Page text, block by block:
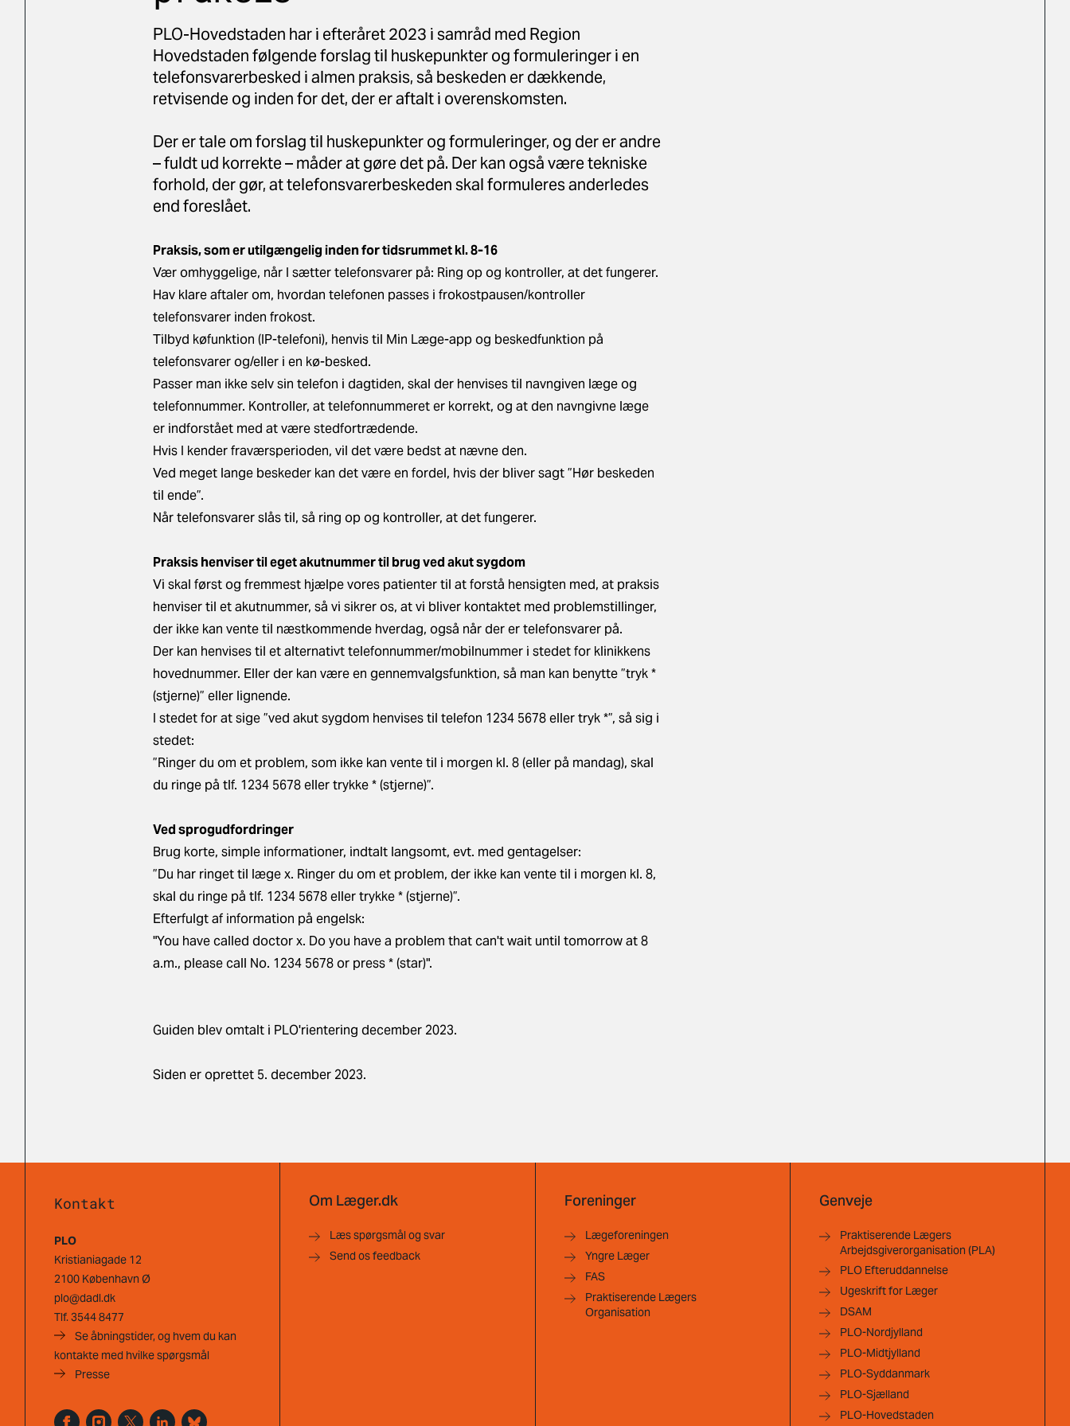
PLO-Hovedstaden har i efteråret 2023 i samråd med Region
Hovedstaden følgende forslag til huskepunkter og formuleringer i en
telefonsvarerbesked i almen praksis, så beskeden er dækkende,
retvisende og inden for det, der er aftalt i overenskomsten.
Der er tale om forslag til huskepunkter og formuleringer, og der er andre
– fuldt ud korrekte – måder at gøre det på. Der kan også være tekniske
forhold, der gør, at telefonsvarerbeskeden skal formuleres anderledes
end foreslået.
Praksis, som er utilgængelig inden for tidsrummet kl. 8-16
Vær omhyggelige, når I sætter telefonsvarer på: Ring op og kontroller, at det fungerer.
Hav klare aftaler om, hvordan telefonen passes i frokostpausen/kontroller
telefonsvarer inden frokost.
Tilbyd køfunktion (IP-telefoni), henvis til Min Læge-app og beskedfunktion på
telefonsvarer og/eller i en kø-besked.
Passer man ikke selv sin telefon i dagtiden, skal der henvises til navngiven læge og
telefonnummer. Kontroller, at telefonnummeret er korrekt, og at den navngivne læge
er indforstået med at være stedfortrædende.
Hvis I kender fraværsperioden, vil det være bedst at nævne den.
Ved meget lange beskeder kan det være en fordel, hvis der bliver sagt ”Hør beskeden
til ende”.
Når telefonsvarer slås til, så ring op og kontroller, at det fungerer.
Praksis henviser til eget akutnummer til brug ved akut sygdom
Vi skal først og fremmest hjælpe vores patienter til at forstå hensigten med, at praksis
henviser til et akutnummer, så vi sikrer os, at vi bliver kontaktet med problemstillinger,
der ikke kan vente til næstkommende hverdag, også når der er telefonsvarer på.
Der kan henvises til et alternativt telefonnummer/mobilnummer i stedet for klinikkens
hovednummer. Eller der kan være en gennemvalgsfunktion, så man kan benytte ”tryk *
(stjerne)” eller lignende.
I stedet for at sige ”ved akut sygdom henvises til telefon 1234 5678 eller tryk *”, så sig i
stedet:
”Ringer du om et problem, som ikke kan vente til i morgen kl. 8 (eller på mandag), skal
du ringe på tlf. 1234 5678 eller trykke * (stjerne)”.
Ved sprogudfordringer
Brug korte, simple informationer, indtalt langsomt, evt. med gentagelser:
”Du har ringet til læge x. Ringer du om et problem, der ikke kan vente til i morgen kl. 8,
skal du ringe på tlf. 1234 5678 eller trykke * (stjerne)”.
Efterfulgt af information på engelsk:
"You have called doctor x. Do you have a problem that can't wait until tomorrow at 8
a.m., please call No. 1234 5678 or press * (star)".
Guiden blev omtalt i PLO'rientering december 2023.
Siden er oprettet 5. december 2023.
Kontakt
PLO
Kristianiagade 12
2100 København Ø
plo@dadl.dk
Tlf.3544 8477
Se åbningstider, og hvem du kan
kontakte med hvilke spørgsmål
Presse
Om Læger.dk
Læs spørgsmål og svar
Send os feedback
Foreninger
Lægeforeningen
Yngre Læger
FAS
Praktiserende Lægers
Organisation
Genveje
Praktiserende Lægers
Arbejdsgiverorganisation (PLA)
PLO Efteruddannelse
Ugeskrift for Læger
DSAM
PLO-Nordjylland
PLO-Midtjylland
PLO-Syddanmark
PLO-Sjælland
PLO-Hovedstaden